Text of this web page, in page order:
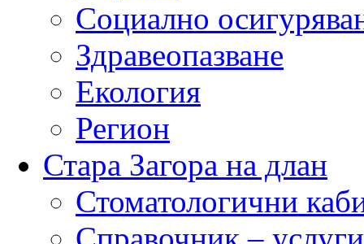
Социално
Здравеопазване
Екология
Регион
Стара Загора на длан
Стоматологични